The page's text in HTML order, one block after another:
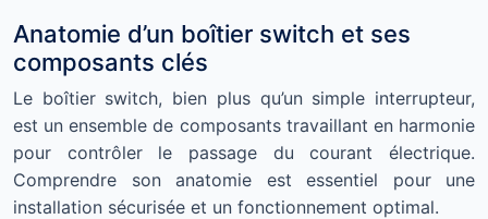
Anatomie d’un boîtier switch et ses
composants clés
Le boîtier switch, bien plus qu’un simple interrupteur,
est un ensemble de composants travaillant en harmonie
pour contrôler le passage du courant électrique.
Comprendre son anatomie est essentiel pour une
installation sécurisée et un fonctionnement optimal.